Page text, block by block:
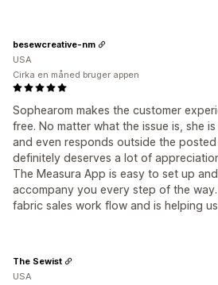
Sophearom makes the customer
free. No matter what the issue is, she
and even responds outside the
definitely deserves a lot of
The Measura App is easy to set up
accompany you every step of the
fabric sales work flow and is helping
besewcreative-nm
USA
Cirka en måned bruger appen
The Sewist
USA